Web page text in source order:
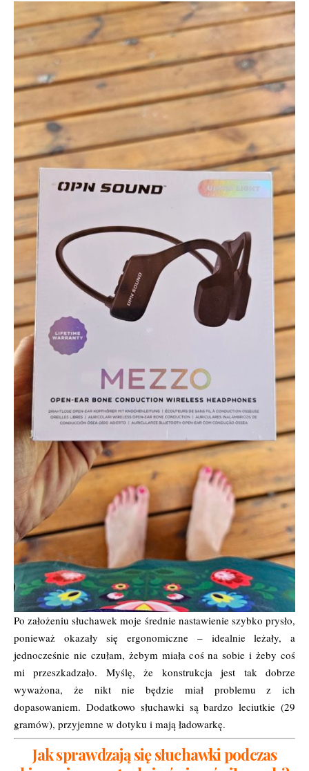
Po założeniu słuchawek moje średnie nastawienie szybko prysło,
ponieważ okazały się ergonomiczne – idealnie leżały, a
jednocześnie nie czułam, żebym miała coś na sobie i żeby coś
mi przeszkadzało. Myślę, że konstrukcja jest tak dobrze
wyważona, że nikt nie będzie miał problemu z ich
dopasowaniem. Dodatkowo słuchawki są bardzo leciutkie (29
gramów), przyjemne w dotyku i mają ładowarkę.
Jak sprawdzają się słuchawki podczas